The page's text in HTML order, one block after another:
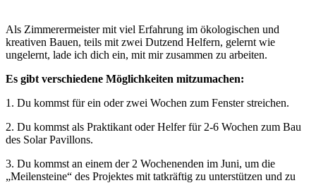
Als Zimmerermeister mit viel Erfahrung im ökologischen und
kreativen Bauen, teils mit zwei Dutzend Helfern, gelernt wie
ungelernt, lade ich dich ein, mit mir zusammen zu arbeiten.
Es gibt verschiedene Möglichkeiten mitzumachen:
1. Du kommst für ein oder zwei Wochen zum Fenster streichen.
2. Du kommst als Praktikant oder Helfer für 2-6 Wochen zum Bau
des Solar Pavillons.
3. Du kommst an einem der 2 Wochenenden im Juni, um die
„Meilensteine“ des Projektes mit tatkräftig zu unterstützen und zu